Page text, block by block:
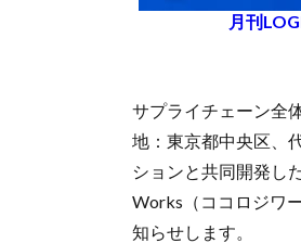
月刊
サプライチェーン全
地：東京都中央区、
ションと共同開発し
Works（ココロジワ
知らせします。